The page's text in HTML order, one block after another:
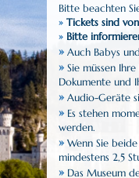
Bitte beachten
» Tickets sind
» Bitte
» Auch Babys
» Sie müssen
Dokumente und
» Audio-Geräte
» Es stehen
werden.
» Wenn Sie
mindestens 2,5
» Das Museum